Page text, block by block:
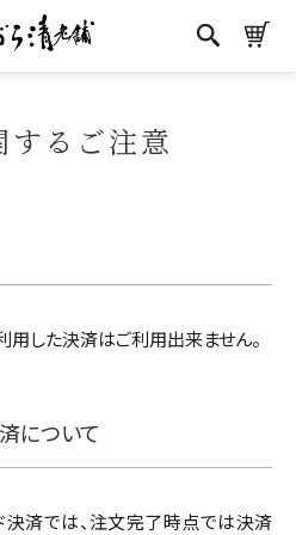
するご注意
した決済はご利用出来ません。
について
決済では、注文完了時点では決済